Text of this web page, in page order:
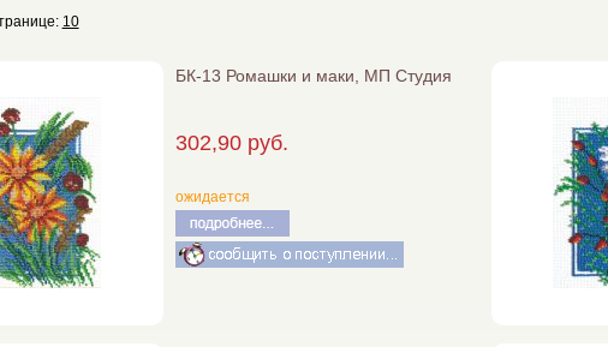
10
БК-13 Ромашки и маки, МП Студия
302,90 руб.
ожидается